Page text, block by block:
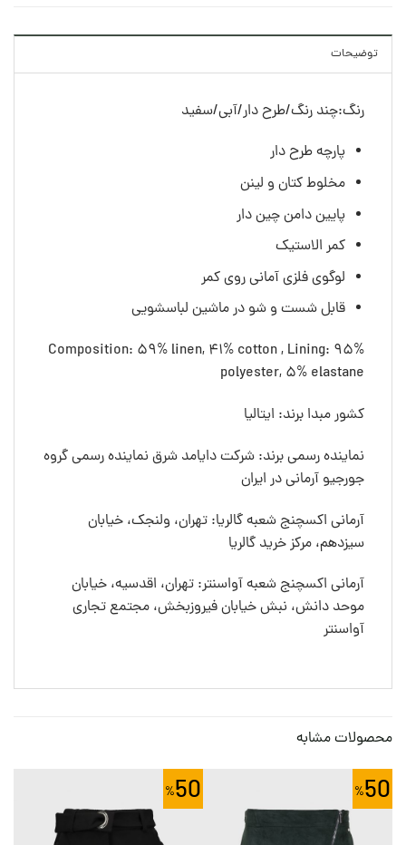
توضیحات
رنگ:چند رنگ/طرح دار/آبی/سفید
پارچه طرح دار
مخلوط کتان و لینن
پایین دامن چین دار
کمر الاستیک
لوگوی فلزی آمانی روی کمر
قابل شست و شو در ماشین لباسشویی
Composition: 59% linen, 41% cotton , Lining: 95%
polyester, 5% elastane
کشور مبدا برند: ایتالیا
نماینده رسمی برند: شرکت دایامد شرق نماینده رسمی گروه
جورجیو آرمانی در ایران
آرمانی اکسچنج شعبه گالریا: تهران، ولنجک، خیابان
سیزدهم، مرکز خرید گالریا
آرمانی اکسچنج شعبه آواسنتر: تهران، اقدسیه، خیابان
موحد دانش، نبش خیابان فیروزبخش، مجتمع تجاری
آواسنتر
محصولات مشابه
50
50